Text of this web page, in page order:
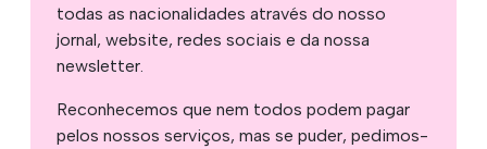
todas as nacionalidades através do nosso
jornal, website, redes sociais e da nossa
newsletter.
Reconhecemos que nem todos podem pagar
pelos nossos serviços, mas se puder, pedimos-